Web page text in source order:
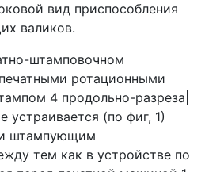
вид приспособления
валиков.
штамповочном
ротационными
4 продольно-разреза|
устраивается (по фиг, 1)
штампующим
тем как в устройстве по